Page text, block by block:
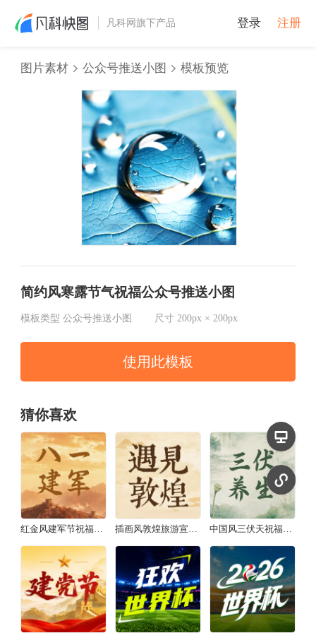
凡科网旗下产品 登录 注册
图片素材 公众号推送小图 模板预览
简约风寒露节气祝福公众号推送小图
模板类型 公众号推送小图 尺寸 200px × 200px
使用此模板
猜你喜欢
红金风建军节祝福宣传公众号推送小图 中国风三伏天祝福宣传公众号推送小图